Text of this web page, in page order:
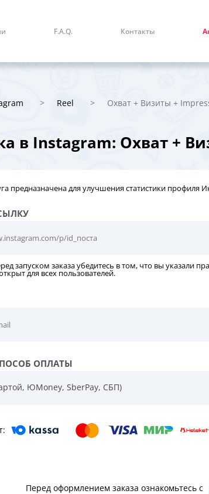
F.A.Q. Контакты
Reel Охват + Визиты +
в Instagram: Охват +
предназначена для улучшения статистики профиля
запуском заказа убедитесь в том, что вы указали
для всех пользователей.
ОПЛАТЫ
ЮMoney, SberPay, СБП)
Перед оформлением заказа ознакомьтесь с